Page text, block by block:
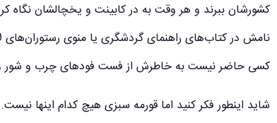
کشورشان ببرند و هر وقت به در کابینت و یخچالشان نگاه
نامش در کتاب‌های راهنمای گردشگری یا منوی
کسی حاضر نیست به خاطرش از فست فودهای چرب و شور و
شاید اینطور فکر کنید اما قورمه‌ سبزی هیچ کدام اینها